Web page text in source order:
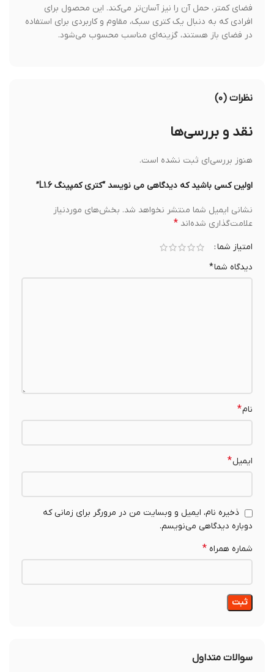
فضای کمتر، حمل آن را نیز آسان‌تر می‌کند. این محصول برای
افرادی که به دنبال یک کتری سبک، مقاوم و کاربردی برای استفاده
در فضای باز هستند، گزینه‌ای مناسب محسوب می‌شود.
نظرات (۰)
نقد و بررسی‌ها
هنوز بررسی‌ای ثبت نشده است.
اولین کسی باشید که دیدگاهی می نویسد “کتری کمپینگ L1.6”
نشانی ایمیل شما منتشر نخواهد شد. بخش‌های موردنیاز
علامت‌گذاری شده‌اند*
امتیاز شما
دیدگاه شما*
ایمیل*
ذخیره نام، ایمیل و وبسایت من در مرورگر برای زمانی که
دوباره دیدگاهی می‌نویسم.
شماره همراه*
سوالات متداول